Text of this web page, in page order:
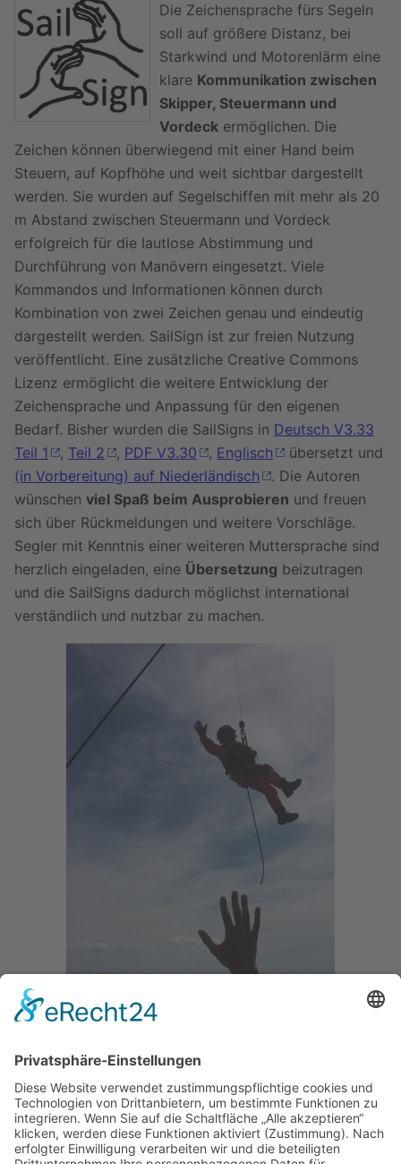
Die Zeichensprache fürs Segeln
soll auf größere Distanz, bei
Starkwind und Motorenlärm eine
klare Kommunikation zwischen
Skipper, Steuermann und
Vordeckermöglichen. Die
Zeichen können überwiegend mit einer Hand beim
Steuern, auf Kopfhöhe und weit sichtbar dargestellt
werden. Sie wurden auf Segelschiffen mit mehr als 20
m Abstand zwischen Steuermann und Vordeck
erfolgreich für die lautlose Abstimmung und
Durchführung von Manövern eingesetzt. Viele
Kommandos und Informationen können durch
Kombination von zwei Zeichen genau und eindeutig
dargestellt werden. SailSign ist zur freien Nutzung
veröffentlicht. Eine zusätzliche Creative Commons
Lizenz ermöglicht die weitere Entwicklung der
Zeichensprache und Anpassung für den eigenen
Bedarf. Bisher wurden die SailSigns in Deutsch V3.33
Teil 1
, Teil 2 , PDF V3.30 , Englisch
übersetzt und
(in Vorbereitung) auf Niederländisch
. Die Autoren
wünschen viel Spaß beim Ausprobieren und freuen
sich über Rückmeldungen und weitere Vorschläge.
Segler mit Kenntnis einer weiteren Muttersprache sind
herzlich eingeladen, eine Übersetzung beizutragen
und die SailSigns dadurch möglichst international
verständlich und nutzbar zu machen.
SAR-Übung mit Abseilen von einem Helikopter
auf ein segelndes Plattbodenschiff auf dem
Ijsselmeer vor Lemmer